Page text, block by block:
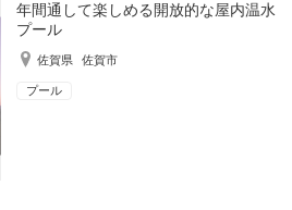
年間通して楽しめる開放的な屋内温水
プール
佐賀県 佐賀市
プール